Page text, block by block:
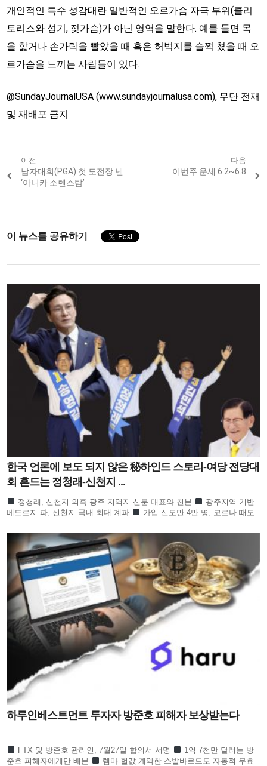
개인적인 특수 성감대란 일반적인 오르가슴 자극 부위(클리
토리스와 성기, 젖가슴)가 아닌 영역을 말한다. 예를 들면 목
을 핥거나 손가락을 빨았을 때 혹은 허벅지를 슬쩍 쳤을 때 오
르가슴을 느끼는 사람들이 있다.
@SundayJournalUSA (www.sundayjournalusa.com), 무단 전재
및 재배포 금지
Post
navigation
이전
Previous
post:
남자대회(PGA) 첫 도전장 낸
‘아니카 소렌스탐’
다음
Next
이번주 운세 6.2~6.8
이 뉴스를 공유하기
한국 언론에 보도 되지 않은 秘하인드 스토리-여당 전당대
회 흔드는 정청래-신천지 ...
정청래, 신천지 의혹 광주 지역지 신문 대표와 친분
광주지역 기반
베드로지 파, 신천지 국내 최대 계파
가입 신도만 4만 명, 코로나 때도
하루인베스트먼트 투자자 방준호 피해자 보상받는다
FTX 및 방준호 관리인, 7월27일 합의서 서명
1억 7천만 달러는 방
준호 피해자에게만 배분
렘마 헐값 계약한 스발바르드도 자동적 무효